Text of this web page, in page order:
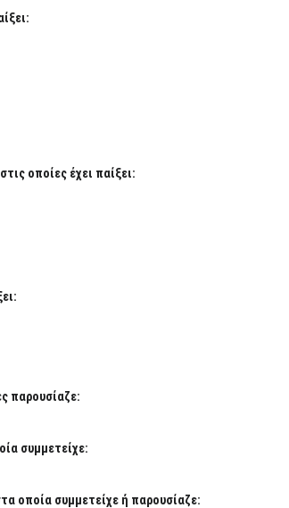
οποίες έχει παίξει:
παρουσίαζε:
συμμετείχε:
οποία συμμετείχε ή παρουσίαζε: